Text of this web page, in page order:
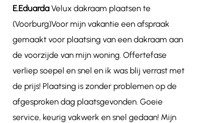
E.EduardaVelux dakraam plaatsen te
(Voorburg)Voor mijn vakantie een afspraak
gemaakt voor plaatsing van een dakraam aan
de voorzijde van mijn woning. Offertefase
verliep soepel en snel en ik was blij verrast met
de prijs! Plaatsing is zonder problemen op de
afgesproken dag plaatsgevonden. Goeie
service, keurig vakwerk en snel gedaan! Mijn